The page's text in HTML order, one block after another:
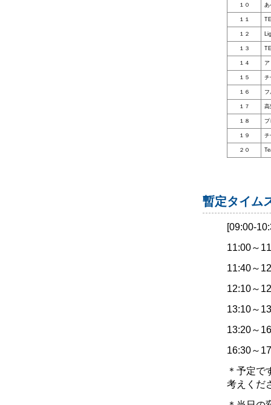
１０ あ
１１
１２
１３
１４
１５ チ
１６
１７ 高
１８ プ
１９ チ
２０
暫定タイム
[09:00-
11:00～
11:40～
12:10～
13:10～
13:20～
16:30～
＊予定で
考えくだ